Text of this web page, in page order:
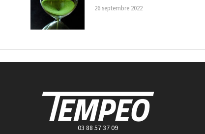
26 septembre 2022
03 88 57 37 09